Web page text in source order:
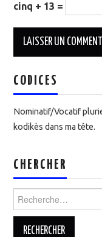
cinq + 13 =
CODICES
Nominatif/Vocatif
kodikès dans ma tête.
CHERCHER
Rechercher :